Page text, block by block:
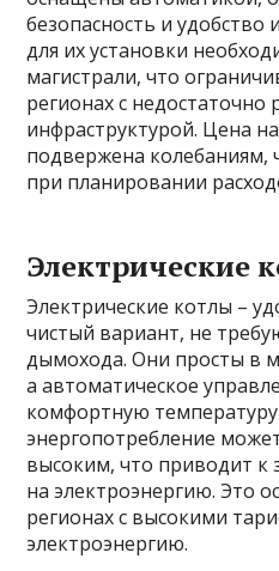
безопасность и удобство
для их установки
магистрали, что
регионах с недостаточно
инфраструктурой. Цена
подвержена колебаниям,
при планировании
Электрические
Электрические котлы –
чистый вариант, не
дымохода. Они просты в
а автоматическое
комфортную
энергопотребление
высоким, что приводит к
на электроэнергию. Это
регионах с высокими
электроэнергию.